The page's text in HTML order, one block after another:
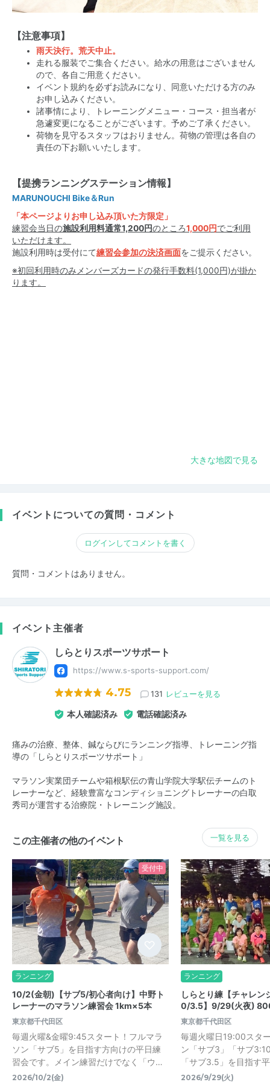
【注意事項】
雨天決行。荒天中止。
走れる服装でご集合ください。給水の用意はございません
ので、各自ご用意ください。
イベント規約を必ずお読みになり、 同意いただける方のみ
お申し込みください。
諸事情により、トレーニングメニュー・コース・ 担当者が
急遽変更になることがございます。予めご了承ください。
荷物を見守るスタッフはおりません。荷物の管理は各自の
責任の下お願いいたします。
【提携ランニングステーション情報】
MARUNOUCHI Bike＆Run
「本ページよりお申し込み頂いた方限定」
練習会当日の施設利用料通常1,200円のところ1,000円でご利用
いただけます。
施設利用時は受付にて練習会参加の決済画面をご提示ください。
※初回利用時のみメンバーズカードの発行手数料(1,000円)が掛か
ります。
大きな地図で見る
イベントについての質問・コメント
ログインしてコメントを書く
質問・コメントはありません。
イベント主催者
しらとりスポーツサポート
https://www.s-sports-support.com/
4.75 131 レビューを見る
本人確認済み 電話確認済み
痛みの治療、整体、鍼ならびにランニング指導、トレーニング指
導の「しらとりスポーツサポート」
マラソン実業団チームや箱根駅伝の青山学院大学駅伝チームのト
レーナーなど、経験豊富なコンディショニングトレーナーの白取
秀司が運営する治療院・トレーニング施設。
この主催者の他のイベント 一覧を見る
受付中
ランニング
10/2(金朝)【サブ5/初心者向け】中野ト
レーナーのマラソン練習会 1km×5本
東京都千代田区
毎週火曜&金曜9:45スタート！フルマラ
ソン「サブ5」を目指す方向けの平日練
習会です。メイン練習だけでなく「ウ…
2026/10/2(金)
ランニング
しらとり練【チャレ
0/3.5】9/29(火夜)
東京都千代田区
毎週火曜日19:00スタ
ン「サブ3」「サブ
「サブ3.5」を目指す
2026/9/29(火)